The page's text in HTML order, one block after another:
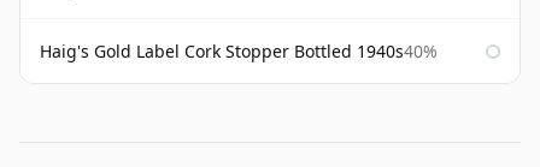
Haig's Gold Label Cork Stopper Bottled 1940s40%